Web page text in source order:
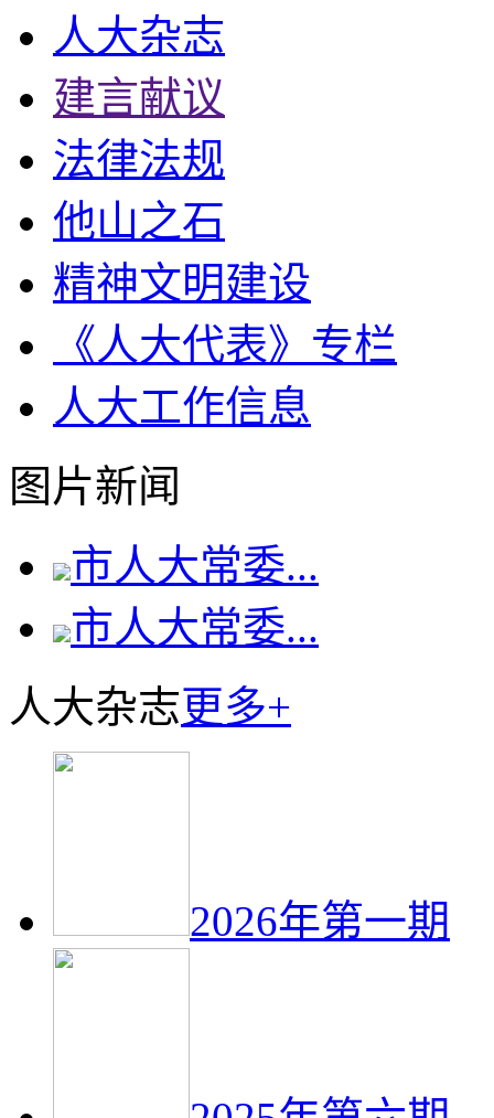
人大杂志
建言献议
法律法规
他山之石
精神文明建设
《人大代表》专栏
人大工作信息
图片新闻
市人大常委...
市人大常委...
人大杂志更多+
2026年第一期